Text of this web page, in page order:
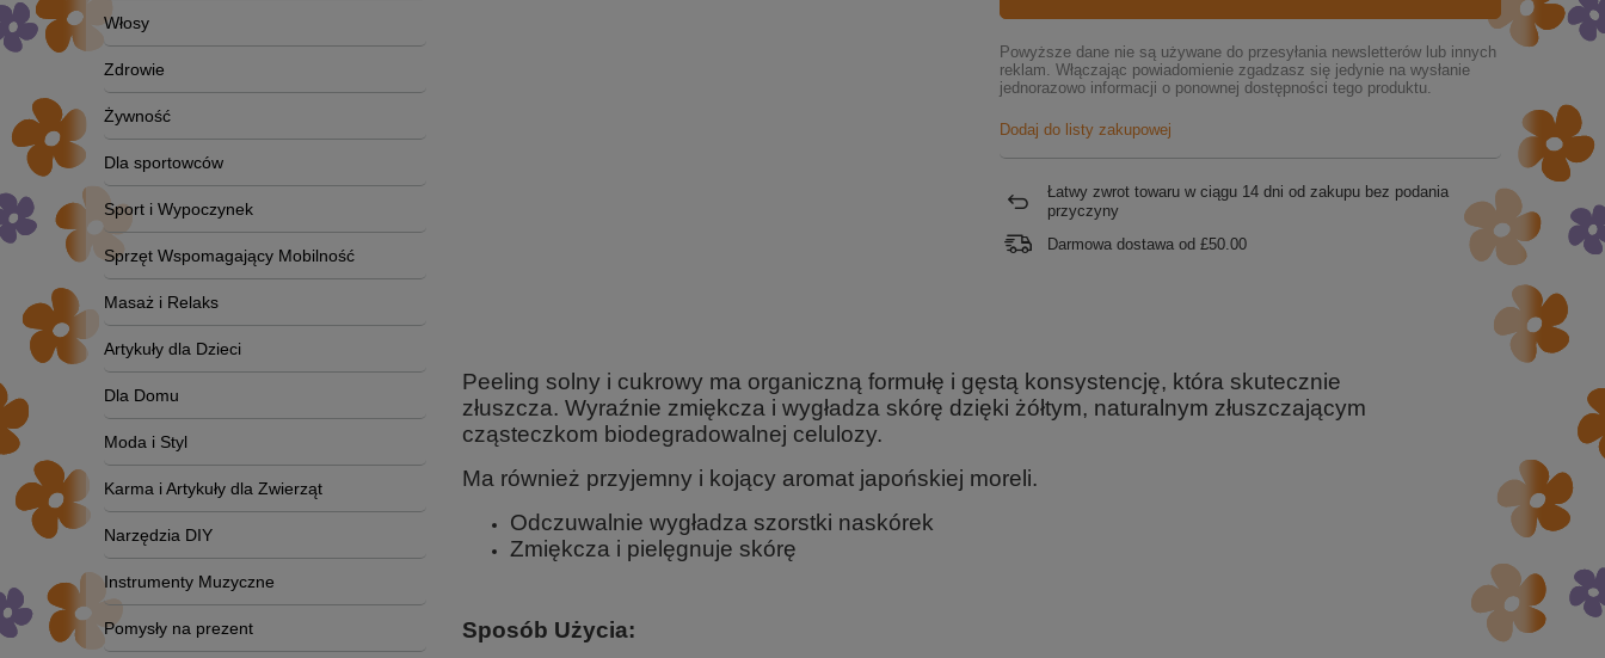
Włosy
Zdrowie
Żywność
Dla sportowców
Sport i Wypoczynek
Sprzęt Wspomagający Mobilność
Masaż i Relaks
Artykuły dla Dzieci
Dla Domu
Moda i Styl
Karma i Artykuły dla Zwierząt
Narzędzia DIY
Instrumenty Muzyczne
Pomysły na prezent
Powyższe dane nie są używane do przesyłania newsletterów lub innych
reklam. Włączając powiadomienie zgadzasz się jedynie na wysłanie
jednorazowo informacji o ponownej dostępności tego produktu.
Dodaj do listy zakupowej
Łatwy zwrot towaru w ciągu 14 dni od zakupu bez podania
przyczyny
Darmowa dostawa od £50.00
Peeling solny i cukrowy ma organiczną formułę i gęstą konsystencję, która skutecznie
złuszcza. Wyraźnie zmiękcza i wygładza skórę dzięki żółtym, naturalnym złuszczającym
cząsteczkom biodegradowalnej celulozy.
Ma również przyjemny i kojący aromat japońskiej moreli.
Odczuwalnie wygładza szorstki naskórek
Zmiękcza i pielęgnuje skórę
Sposób Użycia: